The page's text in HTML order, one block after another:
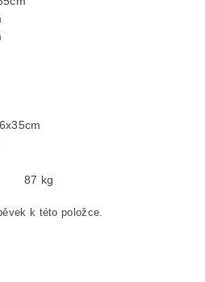
87 kg
k této položce.